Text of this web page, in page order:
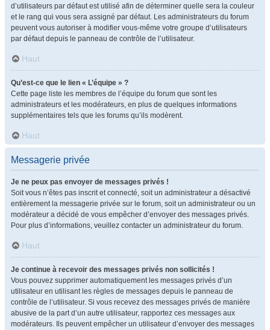
d’utilisateurs par défaut est utilisé afin de déterminer quelle sera la couleur
et le rang qui vous sera assigné par défaut. Les administrateurs du forum
peuvent vous autoriser à modifier vous-même votre groupe d’utilisateurs
par défaut depuis le panneau de contrôle de l’utilisateur.
Haut
Qu’est-ce que le lien « L’équipe » ?
Cette page liste les membres de l’équipe du forum que sont les
administrateurs et les modérateurs, en plus de quelques informations
supplémentaires tels que les forums qu’ils modèrent.
Haut
Messagerie privée
Je ne peux pas envoyer de messages privés !
Soit vous n’êtes pas inscrit et connecté, soit un administrateur a désactivé
entièrement la messagerie privée sur le forum, soit un administrateur ou un
modérateur a décidé de vous empêcher d’envoyer des messages privés.
Pour plus d’informations, veuillez contacter un administrateur du forum.
Haut
Je continue à recevoir des messages privés non sollicités !
Vous pouvez supprimer automatiquement les messages privés d’un
utilisateur en utilisant les règles de messages depuis le panneau de
contrôle de l’utilisateur. Si vous recevez des messages privés de manière
abusive de la part d’un autre utilisateur, rapportez ces messages aux
modérateurs. Ils peuvent empêcher un utilisateur d’envoyer des messages